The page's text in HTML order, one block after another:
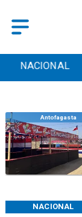
POLICIAL
NACIONAL
Antofagasta